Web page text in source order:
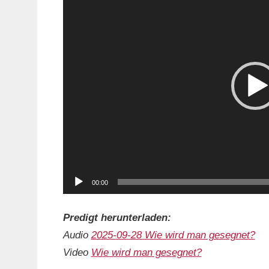
00:00
Predigt herunterladen:
Audio 2025-09-28 Wie wird man gesegnet?
Video Wie wird man gesegnet?